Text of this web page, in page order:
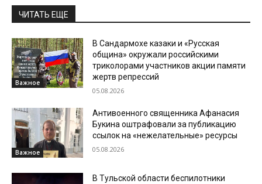
ЧИТАТЬ ЕЩЕ
Важное
В Сандармохе казаки и «Русская
община» окружали российскими
триколорами участников акции памяти
жертв репрессий
05.08.2026
Важное
Антивоенного священника Афанасия
Букина оштрафовали за публикацию
ссылок на «нежелательные» ресурсы
05.08.2026
В Тульской области беспилотники